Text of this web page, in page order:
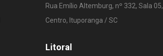
Rua Emílio Altemburg, nº 332, Sala 05,
Centro, Ituporanga / SC
Litoral